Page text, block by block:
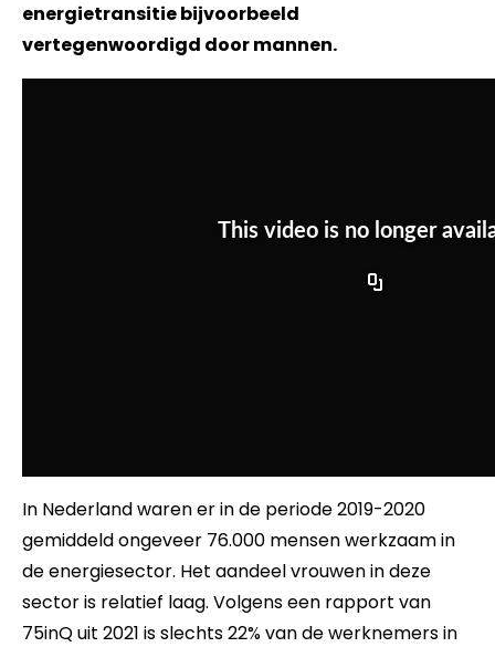
energietransitie bijvoorbeeld
vertegenwoordigd door mannen.
This video is no longer
In Nederland waren er in de periode 2019-2020
gemiddeld ongeveer 76.000 mensen werkzaam in
de energiesector. Het aandeel vrouwen in deze
sector is relatief laag. Volgens een rapport van
75inQ uit 2021 is slechts 22% van de werknemers in